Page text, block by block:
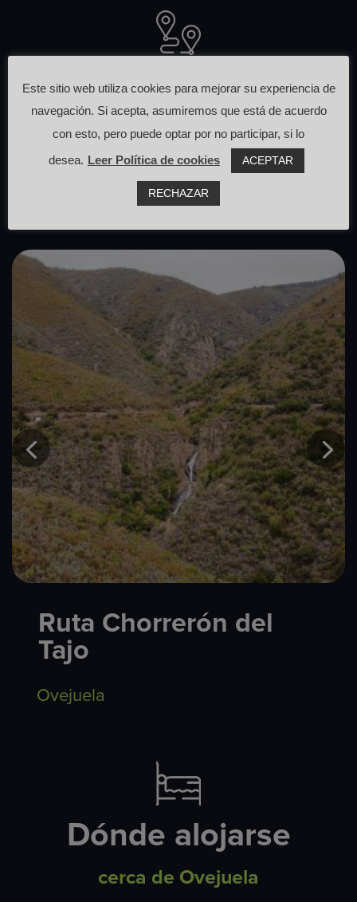
Otras rutas
que pasan cerca de aquí
Ruta Chorrerón del
Tajo
Ovejuela
Dónde alojarse
cerca de Ovejuela
Este sitio web utiliza cookies para mejorar su experiencia de
navegación. Si acepta, asumiremos que está de acuerdo
con esto, pero puede optar por no participar, si lo
desea. Leer Política de cookies ACEPTAR
RECHAZAR